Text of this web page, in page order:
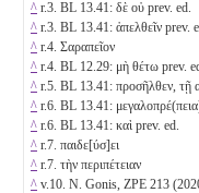
^ r.3. BL 13.41: δὲ οὐ prev. ed.
^ r.3. BL 13.41: ἀπελθεῖν prev.
^ r.4. Σαραπεῖον
^ r.4. BL 12.29: μὴ θέτω prev.
^ r.5. BL 13.41: προσῆλθεν, τῇ
^ r.6. BL 13.41:
^ r.6. BL 13.41: καὶ prev. ed.
^ r.7. παιδε[ύσ]ει
^ r.7. τὴν περιπέτειαν
^ v.10. N. Gonis, ZPE 213